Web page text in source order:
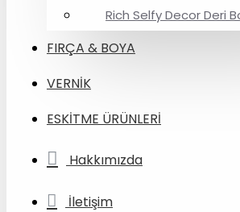
Rich Selfy Decor Deri
FIRÇA & BOYA
VERNİK
ESKİTME ÜRÜNLERİ
Hakkımızda
İletişim